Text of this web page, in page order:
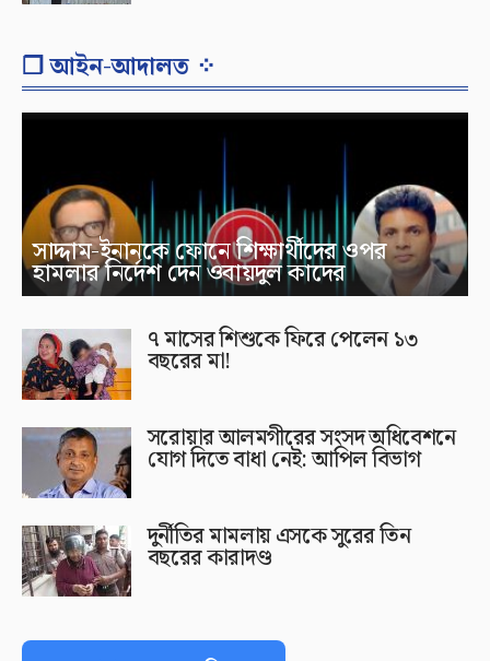
❐ আইন-আদালত ⁘
সাদ্দাম-ইনানকে ফোনে শিক্ষার্থীদের ওপর
হামলার নির্দেশ দেন ওবায়দুল কাদের
৭ মাসের শিশুকে ফিরে পেলেন ১৩
বছরের মা!
সরোয়ার আলমগীরের সংসদ অধিবেশনে
যোগ দিতে বাধা নেই: আপিল বিভাগ
দুর্নীতির মামলায় এসকে সুরের তিন
বছরের কারাদণ্ড